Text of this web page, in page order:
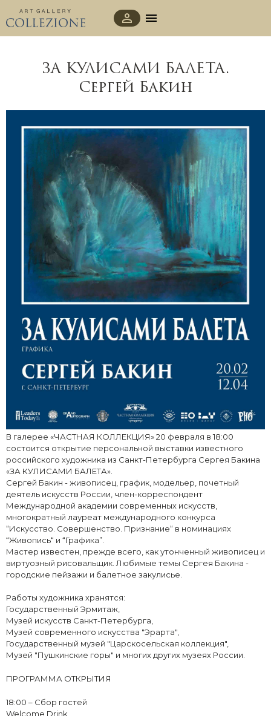
ЗА КУЛИСАМИ БАЛЕТА.
Сергей Бакин
В галерее «ЧАСТНАЯ КОЛЛЕКЦИЯ» 20 февраля в 18:00
состоится открытие персональной выставки известного
российского художника из Санкт-Петербурга Сергея Бакина
«ЗА КУЛИСАМИ БАЛЕТА».
Сергей Бакин - живописец, график, модельер, почетный
деятель искусств России, член-корреспондент
Международной академии современных искусств,
многократный лауреат международного конкурса
“Искусство. Совершенство. Признание“ в номинациях
“Живопись“ и “Графика”.
Мастер известен, прежде всего, как утонченный живописец и
виртуозный рисовальщик. Любимые темы Сергея Бакина -
городские пейзажи и балетное закулисье.
Работы художника хранятся:
Государственный Эрмитаж,
Музей искусств Санкт-Петербурга,
Музей современного искусства "Эрарта",
Государственный музей "Царскосельская коллекция",
Музей "Пушкинские горы" и многих других музеях России.
ПРОГРАММА ОТКРЫТИЯ
18:00 – Сбор гостей
Welcome Drink